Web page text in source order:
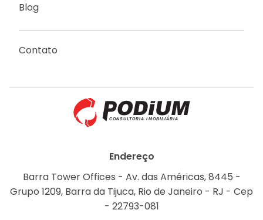
Blog
Contato
Endereço
Barra Tower Offices - Av. das Américas, 8445 -
Grupo 1209, Barra da Tijuca, Rio de Janeiro - RJ - Cep
- 22793-081